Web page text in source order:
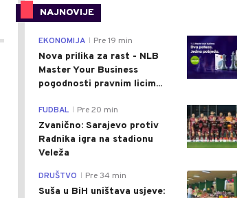
NAJNOVIJE
EKONOMIJA Pre 19 min
Nova prilika za rast - NLB
Master Your Business
pogodnosti pravnim licim...
FUDBAL Pre 20 min
Zvanično: Sarajevo protiv
Radnika igra na stadionu
Veleža
DRUŠTVO Pre 34 min
Suša u BiH uništava usjeve: